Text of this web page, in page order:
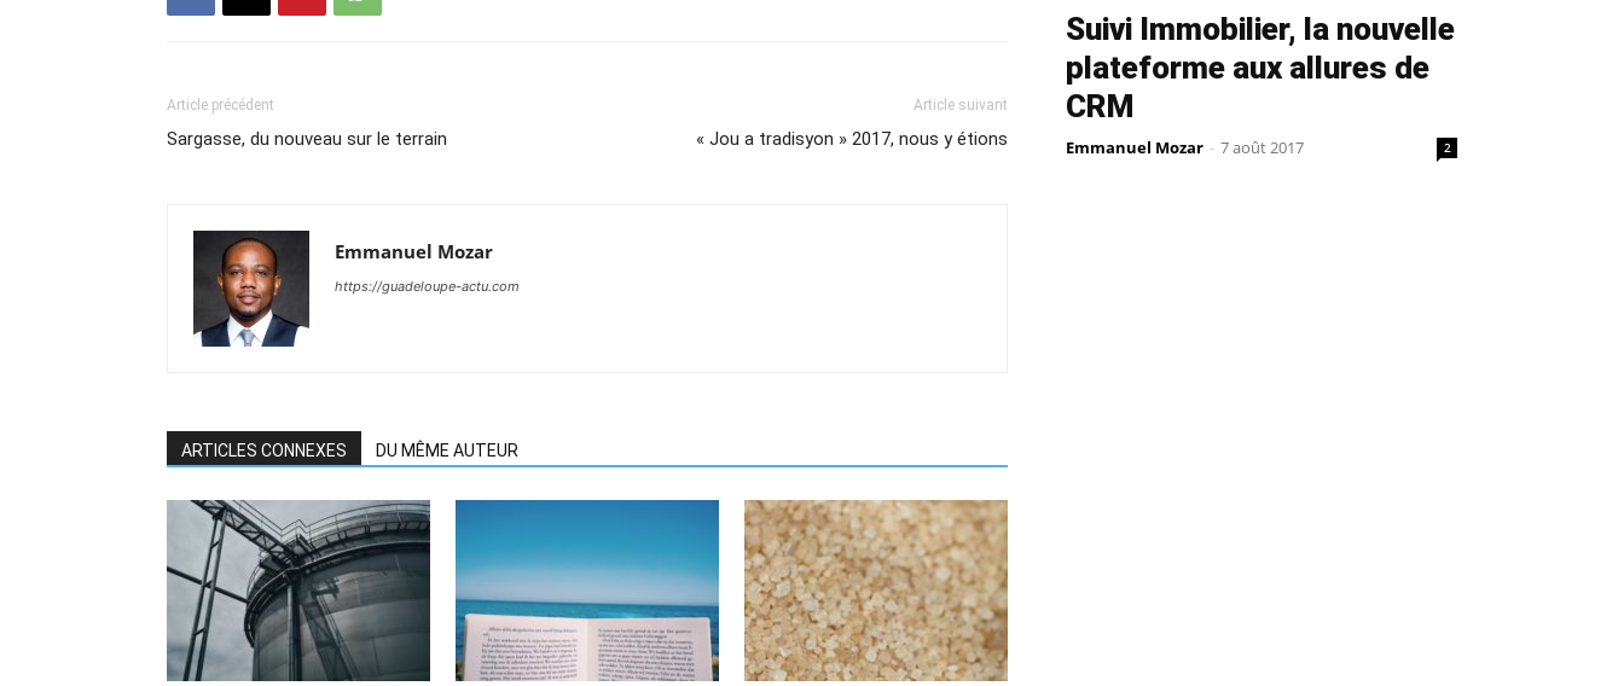
Article précédent
Sargasse, du nouveau sur le terrain
Article suivant
« Jou a tradisyon » 2017, nous y étions
Emmanuel Mozar
https://guadeloupe-actu.com
ARTICLES CONNEXES DU MÊME AUTEUR
Suivi Immobilier, la nouvelle
plateforme aux allures de
CRM
Emmanuel Mozar - 7 août 2017 2